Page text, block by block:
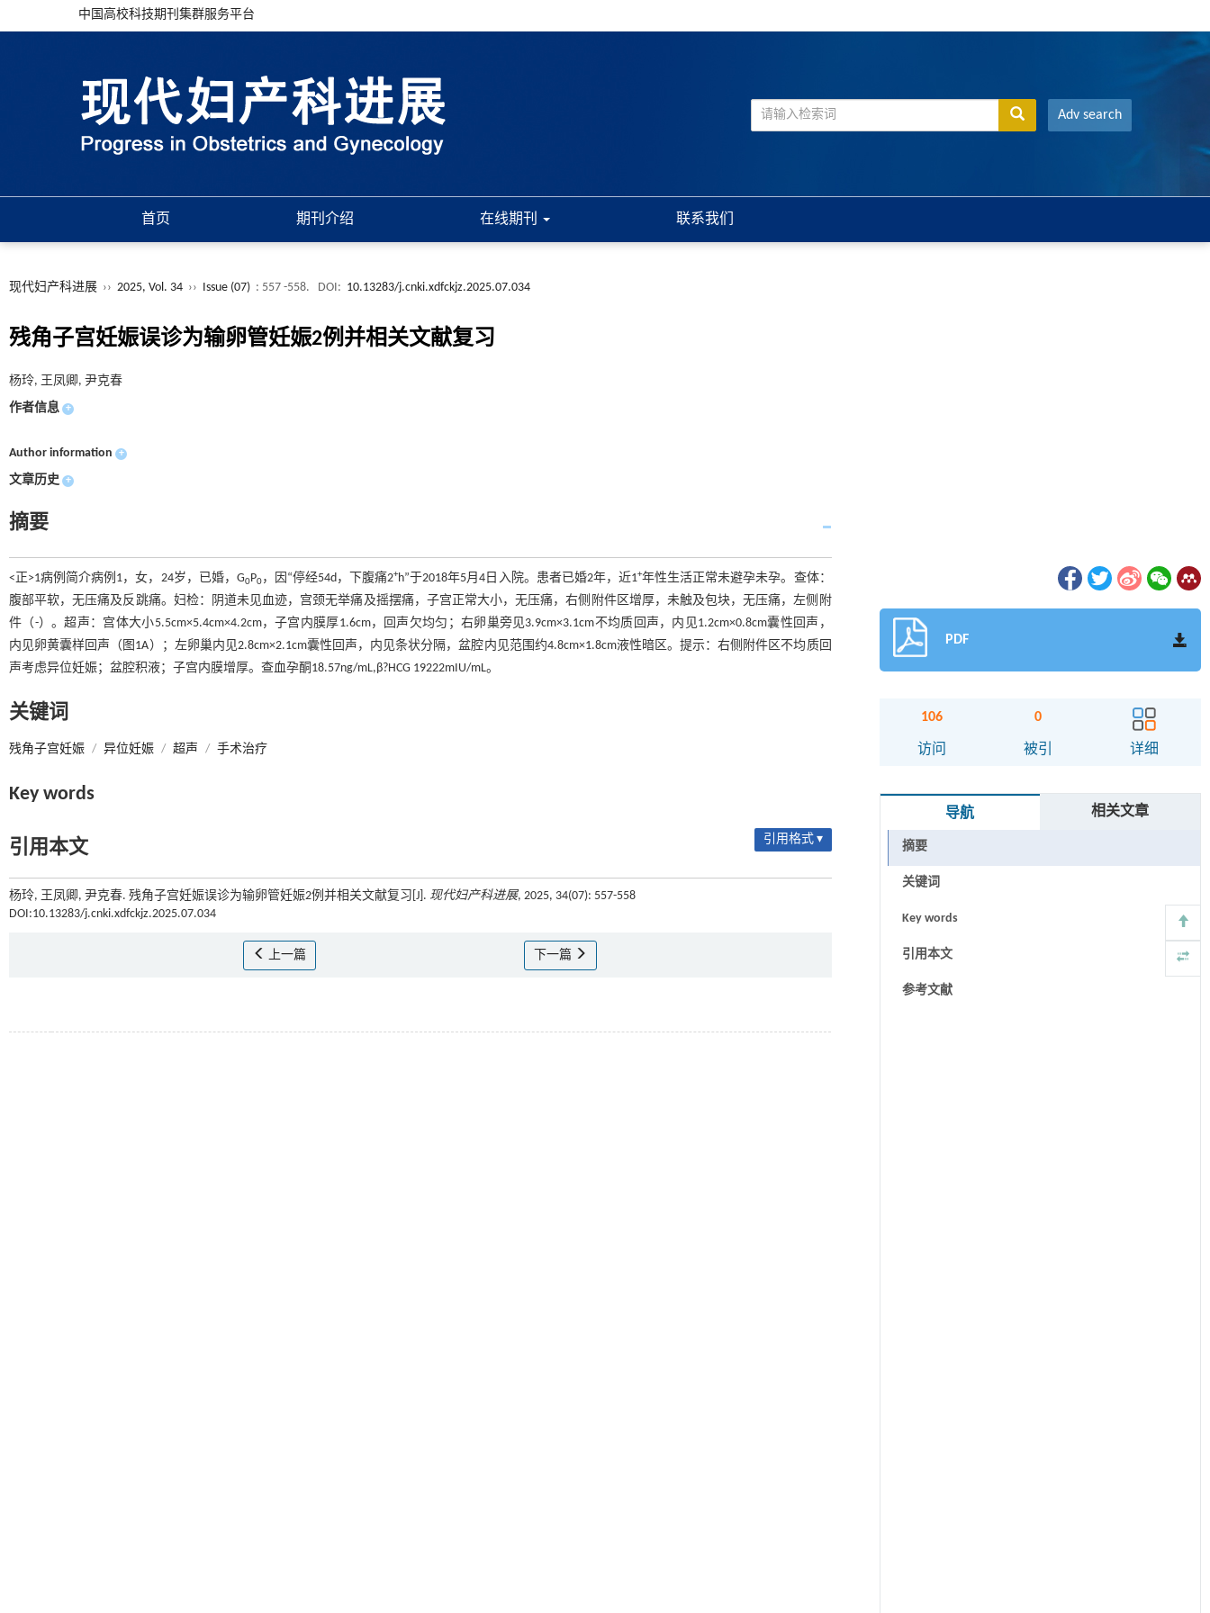
中国高校科技期刊集群服务平台
Adv search
首页 期刊介绍 在线期刊 联系我们
现代妇产科进展 ›› 2025, Vol. 34 ›› Issue (07) : 557 -558. DOI: 10.13283/j.cnki.xdfckjz.2025.07.034
残角子宫妊娠误诊为输卵管妊娠2例并相关文献复习
杨玲, 王凤卿, 尹克春
作者信息 +
Author information +
文章历史 +
摘要
<正>1病例简介病例1，女，24岁，已婚，G0P0，因“停经54d，下腹痛2+h”于2018年5月4日入院。患者已婚2年，近1+年性生活正常未避孕未孕。查体：
腹部平软，无压痛及反跳痛。妇检：阴道未见血迹，宫颈无举痛及摇摆痛，子宫正常大小，无压痛，右侧附件区增厚，未触及包块，无压痛，左侧附
件（-）。超声：宫体大小5.5cm×5.4cm×4.2cm，子宫内膜厚1.6cm，回声欠均匀；右卵巢旁见3.9cm×3.1cm不均质回声，内见1.2cm×0.8cm囊性回声，
内见卵黄囊样回声（图1A）；左卵巢内见2.8cm×2.1cm囊性回声，内见条状分隔，盆腔内见范围约4.8cm×1.8cm液性暗区。提示：右侧附件区不均质回
声考虑异位妊娠；盆腔积液；子宫内膜增厚。查血孕酮18.57ng/mL,β?HCG 19222mIU/mL。
关键词
残角子宫妊娠 / 异位妊娠 / 超声 / 手术治疗
Key words
引用本文 引用格式 ▾
杨玲, 王凤卿, 尹克春. 残角子宫妊娠误诊为输卵管妊娠2例并相关文献复习[J]. 现代妇产科进展, 2025, 34(07): 557-558
DOI:10.13283/j.cnki.xdfckjz.2025.07.034
上一篇 下一篇
PDF
106
访问
0
被引 详细
导航 相关文章
摘要
关键词
Key words
引用本文
参考文献